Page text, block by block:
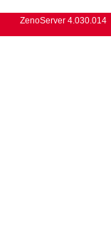
ZenoServer 4.030.014